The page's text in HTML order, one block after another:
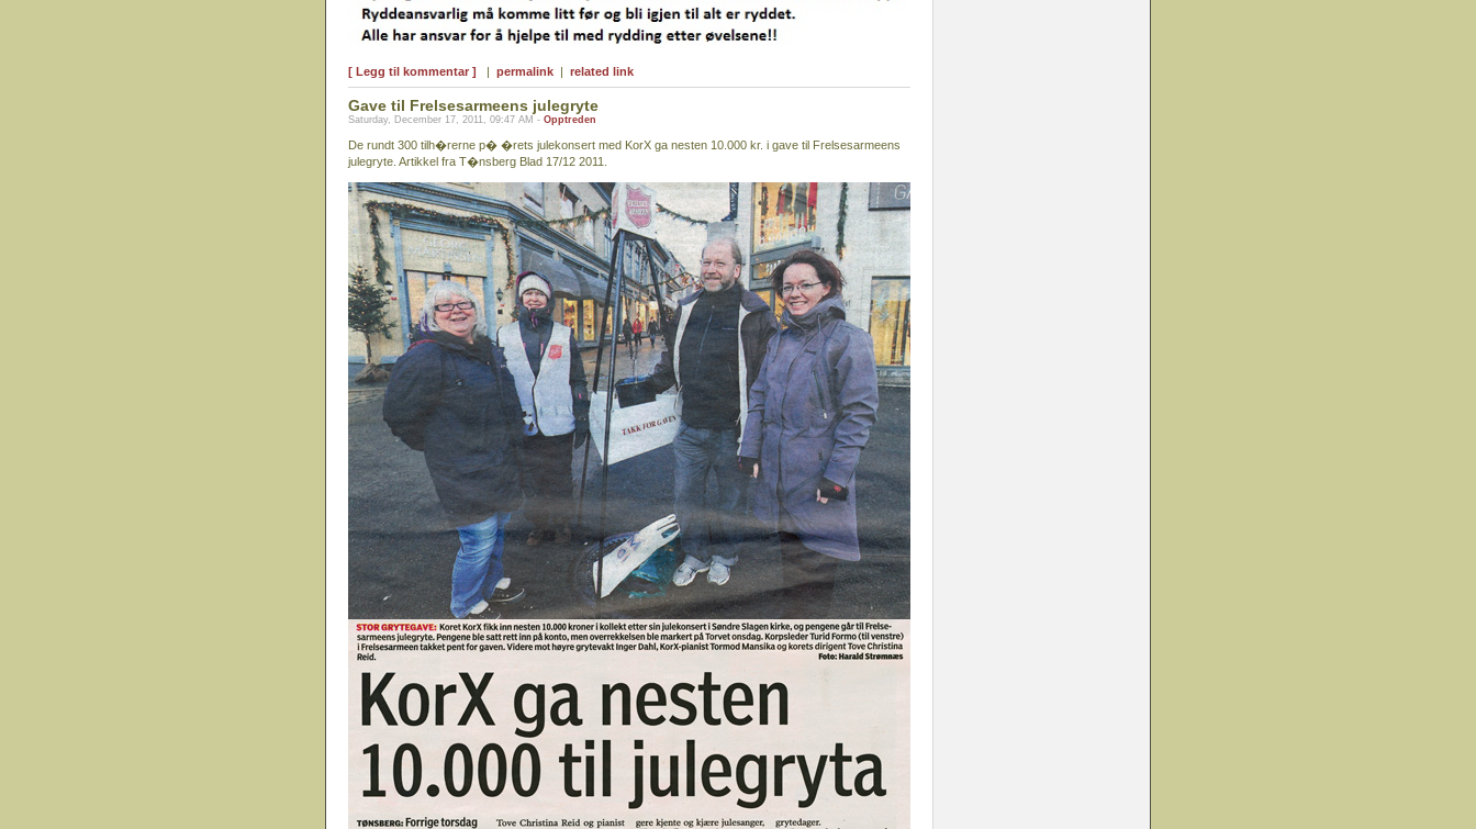
[ Legg til kommentar ] | permalink | related link
Gave til Frelsesarmeens julegryte
Saturday, December 17, 2011, 09:47 AM - Opptreden
De rundt 300 tilh�rerne p� �rets julekonsert med KorX ga nesten 10.000 kr. i gave til Frelsesarmeens
julegryte. Artikkel fra T�nsberg Blad 17/12 2011.